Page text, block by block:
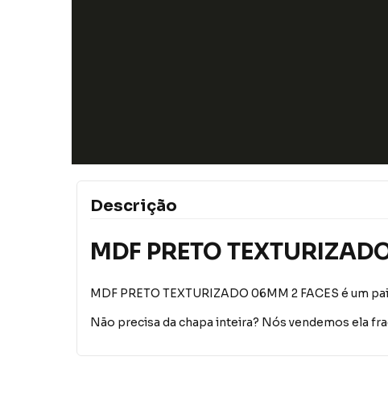
Descrição
MDF PRETO
MDF PRETO TEXTURIZADO 06MM 2 FACES é um
Não precisa da chapa inteira? Nós vendemos ela